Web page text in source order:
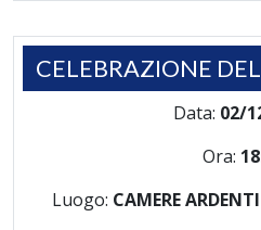
CELEBRAZIONE
Data: 02/
Ora:
Luogo: CAMERE